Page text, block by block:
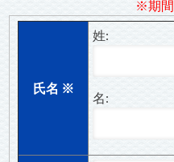
※期
氏名 ※
姓:
名: